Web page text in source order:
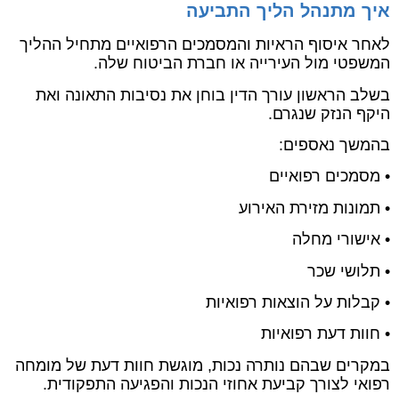
איך מתנהל הליך התביעה
לאחר איסוף הראיות והמסמכים הרפואיים מתחיל ההליך
המשפטי מול העירייה או חברת הביטוח שלה.
בשלב הראשון עורך הדין בוחן את נסיבות התאונה ואת
היקף הנזק שנגרם.
בהמשך נאספים:
• מסמכים רפואיים
• תמונות מזירת האירוע
• אישורי מחלה
• תלושי שכר
• קבלות על הוצאות רפואיות
• חוות דעת רפואיות
במקרים שבהם נותרה נכות, מוגשת חוות דעת של מומחה
רפואי לצורך קביעת אחוזי הנכות והפגיעה התפקודית.